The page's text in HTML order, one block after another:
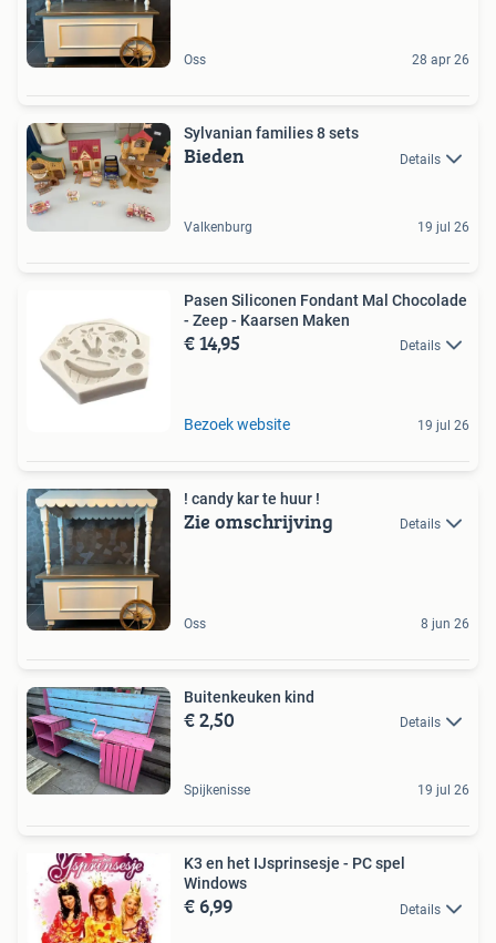
Oss 28 apr 26
Sylvanian families 8 sets
Bieden Details
Valkenburg 19 jul 26
Pasen Siliconen Fondant Mal Chocolade
- Zeep - Kaarsen Maken
€ 14,95 Details
Bezoek website 19 jul 26
! candy kar te huur !
Zie omschrijving Details
Oss 8 jun 26
Buitenkeuken kind
€ 2,50 Details
Spijkenisse 19 jul 26
K3 en het IJsprinsesje - PC spel
Windows
€ 6,99 Details